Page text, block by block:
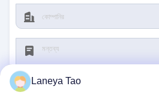
Laneya Tao